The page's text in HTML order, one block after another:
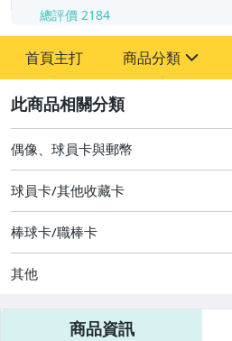
總評價 2184
首頁主打 商品分類
其它
偶像、球員卡與郵幣
球員卡/其他收藏卡
棒球卡/職棒卡
其他
商品資訊